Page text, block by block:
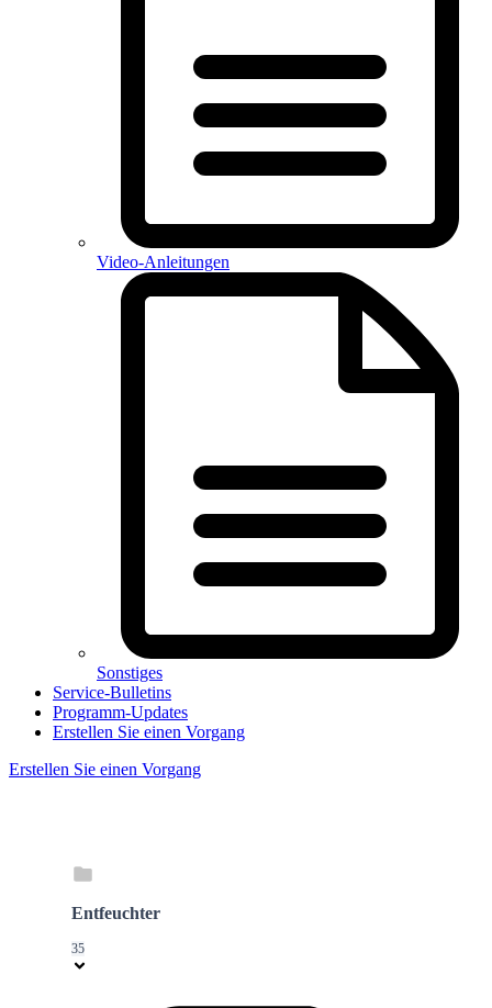
Video-Anleitungen
Sonstiges
Service-Bulletins
Programm-Updates
Erstellen Sie einen Vorgang
Erstellen Sie einen Vorgang
Entfeuchter
35